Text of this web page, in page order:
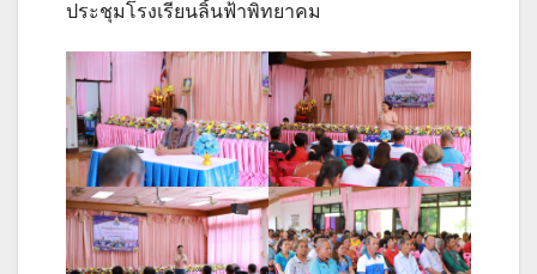
ประชุมโรงเรียนลิ้นฟ้าพิทยาคม